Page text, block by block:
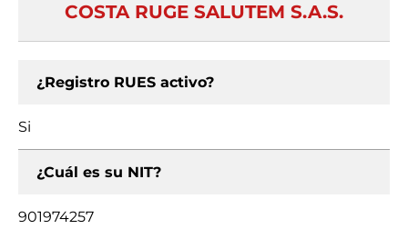
COSTA RUGE SALUTEM S.A.S.
¿Registro RUES activo?
Si
¿Cuál es su NIT?
901974257